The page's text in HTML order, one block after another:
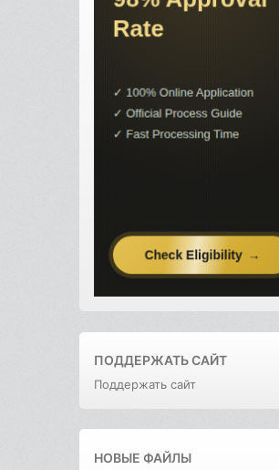
ПОДДЕРЖАТЬ САЙТ
Поддержать сайт
НОВЫЕ ФАЙЛЫ